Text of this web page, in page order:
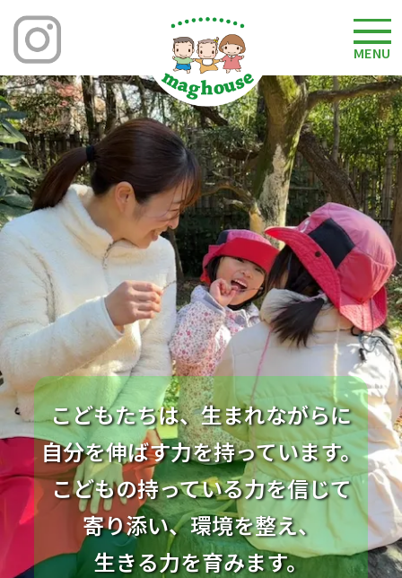
こどもたちは、生まれながらに
自分を伸ばす力を持っています。
こどもの持っている力を信じて
寄り添い、環境を整え、
生きる力を育みます。